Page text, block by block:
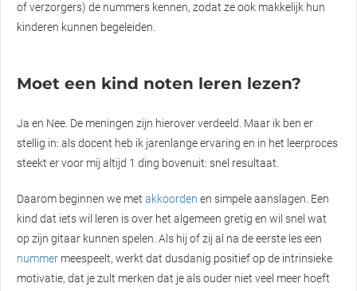
of verzorgers) de nummers kennen, zodat ze ook makkelijk hun
kinderen kunnen begeleiden.
Moet een kind noten leren lezen?
Ja en Nee. De meningen zijn hierover verdeeld. Maar ik ben er
stellig in: als docent heb ik jarenlange ervaring en in het leerproces
steekt er voor mij altijd 1 ding bovenuit: snel resultaat.
Daarom beginnen we met akkoorden en simpele aanslagen. Een
kind dat iets wil leren is over het algemeen gretig en wil snel wat
op zijn gitaar kunnen spelen. Als hij of zij al na de eerste les een
nummer meespeelt, werkt dat dusdanig positief op de intrinsieke
motivatie, dat je zult merken dat je als ouder niet veel meer hoeft